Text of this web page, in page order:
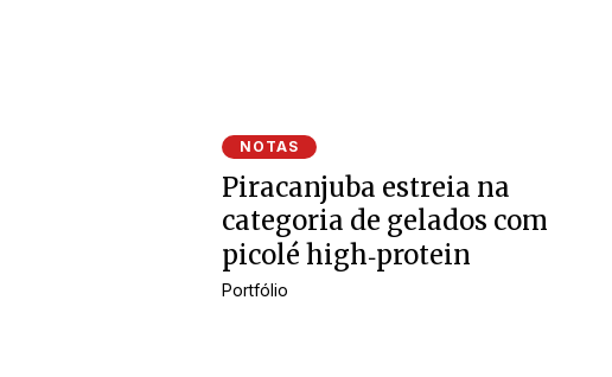
NOTAS
Piracanjuba estreia na
categoria de gelados com
picolé high‑protein
Portfólio